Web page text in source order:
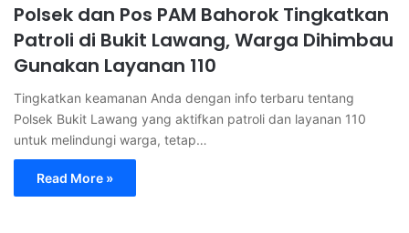
Polsek dan Pos PAM Bahorok Tingkatkan
Patroli di Bukit Lawang, Warga Dihimbau
Gunakan Layanan 110
Tingkatkan keamanan Anda dengan info terbaru tentang
Polsek Bukit Lawang yang aktifkan patroli dan layanan 110
untuk melindungi warga, tetap…
Read More »